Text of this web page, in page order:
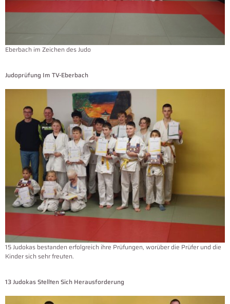
Eberbach im Zeichen des Judo
Judoprüfung Im TV-Eberbach
15 Judokas bestanden erfolgreich ihre Prüfungen, worüber die Prüfer und die
Kinder sich sehr freuten.
13 Judokas Stellten Sich Herausforderung